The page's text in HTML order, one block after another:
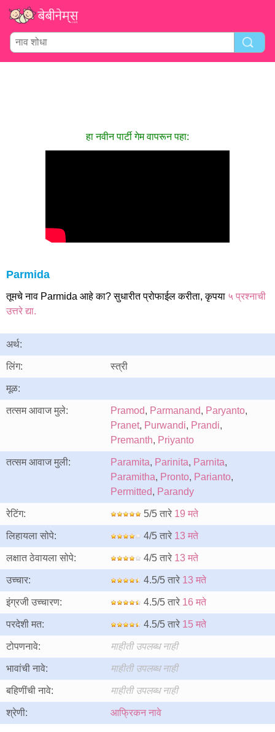
हा नवीन पार्टी गेम वापरून पहा:
Parmida
तूमचे नाव Parmida आहे का? सुधारीत प्रोफाईल करीता, कृपया ५ प्रश्नाची
उत्तरे द्या.
अर्थ:
लिंग: स्त्री
मूळ:
तत्सम आवाज मुले: Pramod, Parmanand, Paryanto,
Pranet, Purwandi, Prandi,
Premanth, Priyanto
तत्सम आवाज मुली: Paramita, Parinita, Parnita,
Paramitha, Pronto, Parianto,
Permitted, Parandy
रेटिंग: 5/5 तारे 19 मते
लिहायला सोपे: 4/5 तारे 13 मते
लक्षात ठेवायला सोपे: 4/5 तारे 13 मते
उच्चार: 4.5/5 तारे 13 मते
इंग्रजी उच्चारण: 4.5/5 तारे 16 मते
परदेशी मत: 4.5/5 तारे 15 मते
टोपणनावे: माहीती उपलब्ध नाही
भावांची नावे: माहीती उपलब्ध नाही
बहिणींची नावे: माहीती उपलब्ध नाही
श्रेणी: आफ्रिकन नावे